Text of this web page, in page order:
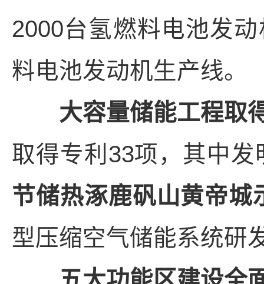
2000台氢燃料电池发
料电池发动机生产线。
大容量储能工程取
取得专利33项，其中发
节储热涿鹿矾山黄帝城
型压缩空气储能系统研